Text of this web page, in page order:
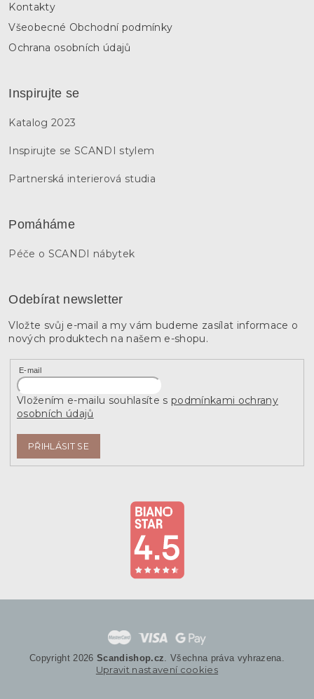
Kontakty
Všeobecné Obchodní podmínky
Ochrana osobních údajů
Inspirujte se
Katalog 2023
Inspirujte se SCANDI stylem
Partnerská interierová studia
Pomáháme
Péče o SCANDI nábytek
Odebírat newsletter
Vložte svůj e-mail a my vám budeme zasílat informace o
nových produktech na našem e-shopu.
E-mail
Vložením e-mailu souhlasíte s podmínkami ochrany
osobních údajů
PŘIHLÁSIT SE
Copyright 2026 Scandishop.cz . Všechna práva vyhrazena.
Upravit nastavení cookies